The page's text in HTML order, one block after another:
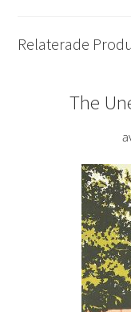
Relaterade
The